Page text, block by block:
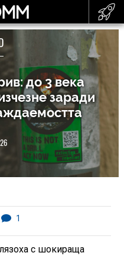
до 3 века
заради
1
с шокираща